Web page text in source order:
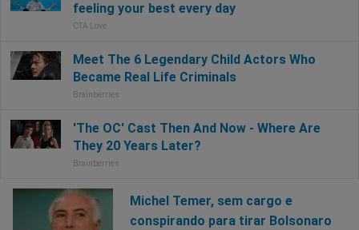
Michel Temer, sem cargo e
conspirando para tirar Bolsonaro